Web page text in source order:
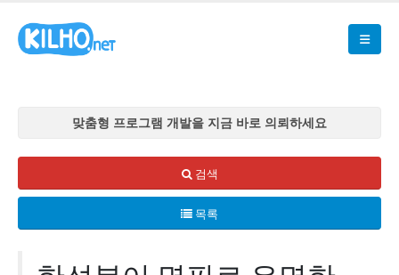
맞춤형 프로그램 개발을 지금 바로 의뢰하세요
맞춤형 프로그램 개발을 지금 바로 의뢰하세요
맞춤형 프로그램 개발을 지금 바로 의뢰하세요
맞춤형 프로그램 개발을 지금 바로 의뢰하세요
검색
목록